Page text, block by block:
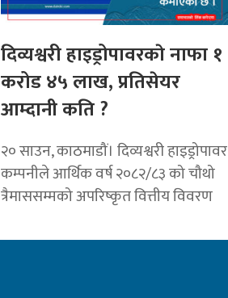
दिव्यश्वरी हाइड्रोपावरकाे नाफा १
करोड ४५ लाख, प्रतिसेयर
आम्दानी कति ?
२० साउन, काठमाडौं। दिव्यश्वरी हाइड्रोपावर
कम्पनीले आर्थिक वर्ष २०८२/८३ को चौथो
त्रैमाससम्मको अपरिष्कृत वित्तीय विवरण